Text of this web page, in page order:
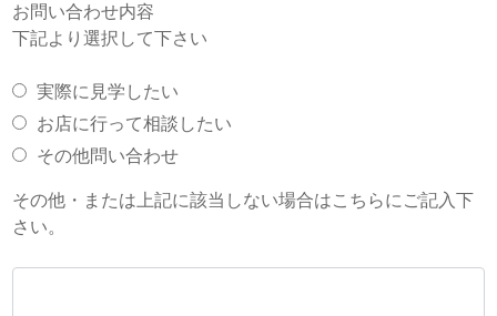
お問い合わせ内容
下記より選択して下さい
実際に見学したい
お店に行って相談したい
その他問い合わせ
その他・または上記に該当しない場合はこちらにご記入下
さい。